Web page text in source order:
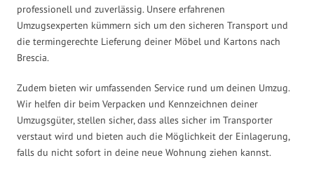
professionell und zuverlässig. Unsere erfahrenen
Umzugsexperten kümmern sich um den sicheren Transport und
die termingerechte Lieferung deiner Möbel und Kartons nach
Brescia.
Zudem bieten wir umfassenden Service rund um deinen Umzug.
Wir helfen dir beim Verpacken und Kennzeichnen deiner
Umzugsgüter, stellen sicher, dass alles sicher im Transporter
verstaut wird und bieten auch die Möglichkeit der Einlagerung,
falls du nicht sofort in deine neue Wohnung ziehen kannst.